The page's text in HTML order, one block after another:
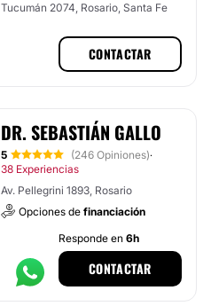
Tucumán 2074, Rosario, Santa Fe
CONTACTAR
DR. SEBASTIÁN GALLO
5 (246 Opiniones)·
38 Experiencias
Av. Pellegrini 1893, Rosario
Opciones de financiación
Responde en 6h
CONTACTAR